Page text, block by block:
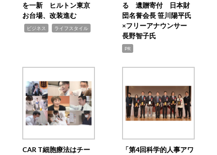
を一新 ヒルトン東京
お台場、改装進む
ビジネス ライフスタイル
る 遺贈寄付 日本財
団名誉会長 笹川陽平氏
×フリーアナウンサー
長野智子氏
PR
CAR T細胞療法はチー
「第4回科学的人事アワ